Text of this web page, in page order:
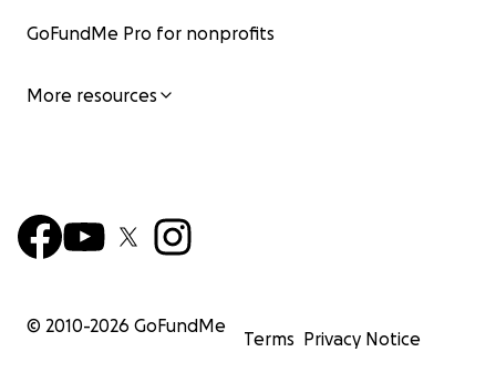
GoFundMe Pro for nonprofits
More resources
© 2010-2026 GoFundMe
Terms Privacy Notice